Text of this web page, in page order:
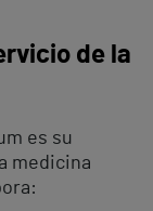
de la
es su
medicina